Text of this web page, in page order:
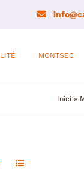
MONTSEC
Inici»